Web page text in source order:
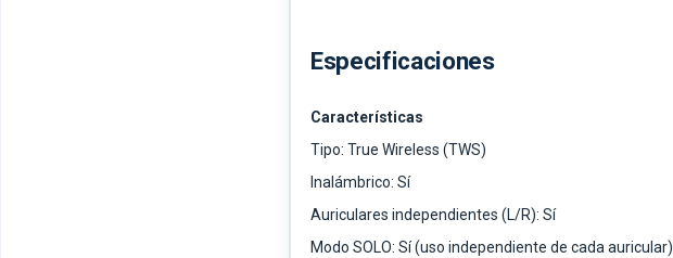
Especificaciones
Características
Tipo: True Wireless (TWS)
Inalámbrico: Sí
Auriculares independientes (L/R): Sí
Modo SOLO: Sí (uso independiente de cada auricular)